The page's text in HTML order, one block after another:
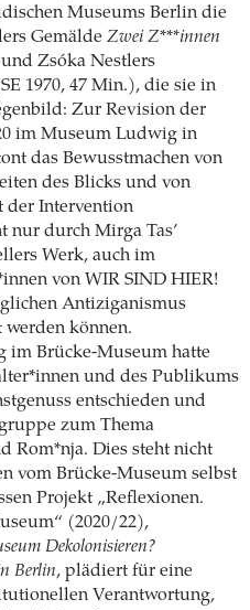
Museums Berlin die
Gemälde Zwei Z***innen
Zsóka Nestlers
1970, 47 Min.), die sie in
Zur Revision der
im Museum Ludwig in
das Bewusstmachen von
des Blicks und von
der Intervention
nur durch Mirga Tas’
Werk, auch im
von WIR SIND HIER!
Antiziganismus
können.
im Brücke-Museum hatte
und des Publikums
entschieden und
zum Thema
Rom*nja. Dies steht nicht
vom Brücke-Museum selbst
Projekt „Reflexionen.
(2020/22),
Dekolonisieren?
Berlin, plädiert für eine
Verantwortung,